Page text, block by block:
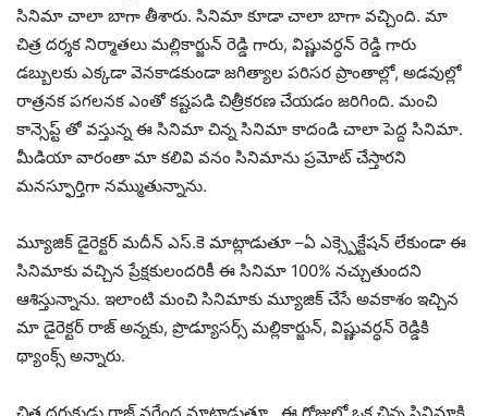
సినిమా చాలా బాగా తీశారు. సినిమా కూడా చాలా బాగా వచ్చింది. మా
చిత్ర దర్శక నిర్మాతలు మల్లికార్జున్ రెడ్డి గారు, విష్ణువర్ధన్ రెడ్డి గారు
డబ్బులకు ఎక్కడా వెనకాడకుండా జగిత్యాల పరిసర ప్రాంతాల్లో, అడవుల్లో
రాత్రనక పగలనక ఎంతో కష్టపడి చిత్రీకరణ చేయడం జరిగింది. మంచి
కాన్సెప్ట్ తో వస్తున్న ఈ సినిమా చిన్న సినిమా కాదండి చాలా పెద్ద సినిమా.
మీడియా వారంతా మా కలివి వనం సినిమాను ప్రమోట్ చేస్తారని
మనస్ఫూర్తిగా నమ్ముతున్నాను.
మ్యూజిక్ డైరెక్టర్ మదీన్ ఎస్.కె మాట్లాడుతూ –ఏ ఎక్స్పెక్టేషన్ లేకుండా ఈ
సినిమాకు వచ్చిన ప్రేక్షకులందరికీ ఈ సినిమా 100% నచ్చుతుందని
ఆశిస్తున్నాను. ఇలాంటి మంచి సినిమాకు మ్యూజిక్ చేసే అవకాశం ఇచ్చిన
మా డైరెక్టర్ రాజ్ అన్నకు, ప్రొడ్యూసర్స్ మల్లికార్జున్, విష్ణువర్ధన్ రెడ్డికి
థ్యాంక్స్ అన్నారు.
చిత్ర దర్శకుడు రాజ్ నరేంద్ర మాట్లాడుతూ ..ఈ రోజుల్లో ఒక చిన్న సినిమాకి